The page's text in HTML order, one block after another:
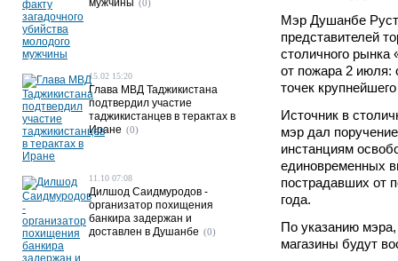
Мэр Душанбе
представителей
столичного рынка
от пожара 2 июля:
точек
Источник в
мэр дал
инстанциям
единовременных
пострадавших от
года.
По указанию мэра,
магазины будут
мужчины (0)
15.02 15:20
Глава МВД Таджикистана
подтвердил участие
таджикистанцев в терактах в
Иране (0)
11.10 07:08
Дилшод Саидмуродов -
организатор похищения
банкира задержан и
доставлен в Душанбе (0)